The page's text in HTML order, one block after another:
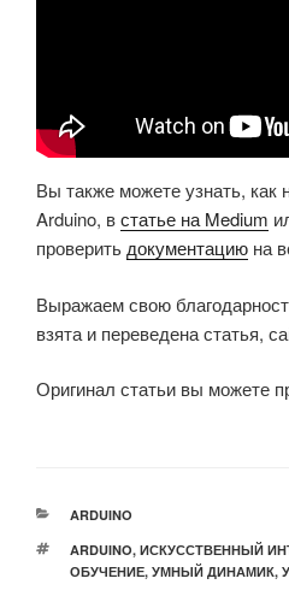
Вы также можете узнать, как
Arduino, встатье на Medium
проверить документацию на
Выражаем свою
взята и переведена статья,
Оригинал статьи вы можете
РУБРИКИ
ARDUINO
МЕТКИ
ARDUINO, ИСКУССТВЕННЫЙ
ОБУЧЕНИЕ, УМНЫЙ ДИНАМИК,